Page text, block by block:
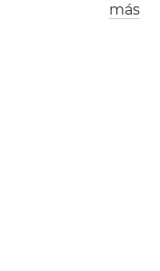
Londres
más